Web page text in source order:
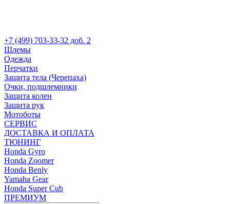
+7 (499) 703-33-32 доб. 2
Шлемы
Одежда
Перчатки
Защита тела (Черепаха)
Очки, подшлемники
Защита колен
Защита рук
Мотоботы
СЕРВИС
ДОСТАВКА И ОПЛАТА
ТЮНИНГ
Honda Gyro
Honda Zoomer
Honda Benly
Yamaha Gear
Honda Super Cub
ПРЕМИУМ